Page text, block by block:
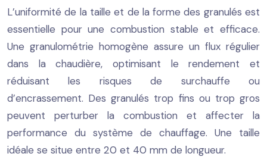
L’uniformité de la taille et de la forme des granulés est
essentielle pour une combustion stable et efficace.
Une granulométrie homogène assure un flux régulier
dans la chaudière, optimisant le rendement et
réduisant les risques de surchauffe ou
d’encrassement. Des granulés trop fins ou trop gros
peuvent perturber la combustion et affecter la
performance du système de chauffage. Une taille
idéale se situe entre 20 et 40 mm de longueur.